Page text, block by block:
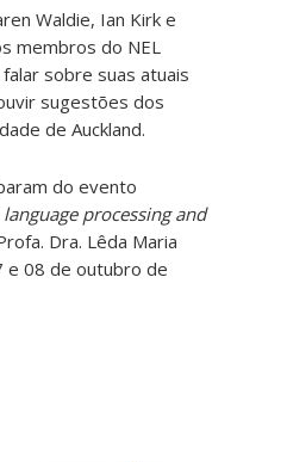
Waldie, Ian Kirk e
membros do NEL
sobre suas atuais
sugestões dos
de Auckland.
do evento
processing and
Dra. Lêda Maria
e 08 de outubro de